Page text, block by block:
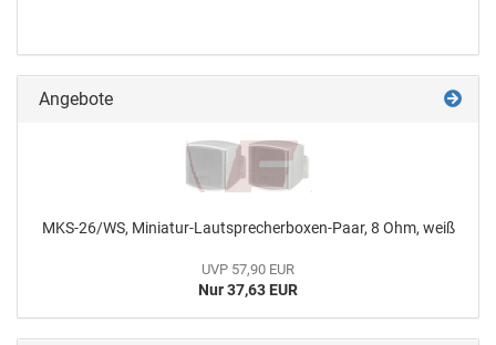
Angebote
MKS-26/WS, Miniatur-Lautsprecherboxen-Paar, 8 Ohm, weiß
UVP 57,90 EUR
Nur 37,63 EUR